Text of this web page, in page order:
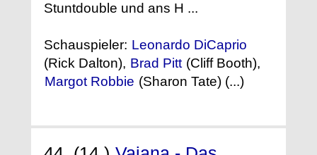
Stuntdouble und ans H ...
Schauspieler: Leonardo DiCaprio
(Rick Dalton), Brad Pitt (Cliff Booth),
Margot Robbie (Sharon Tate) (...)